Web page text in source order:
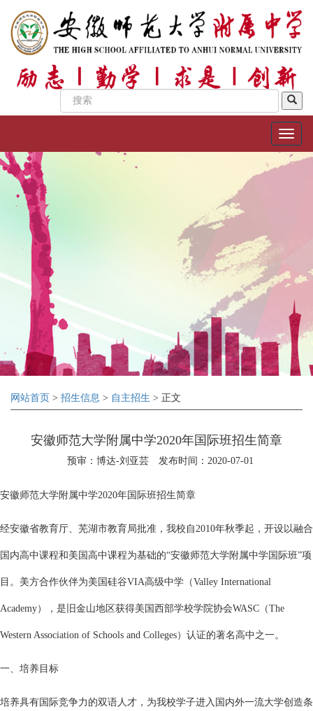
网站首页 > 招生信息 > 自主招生 > 正文
安徽师范大学附属中学2020年国际班招生简章
预审：博达-刘亚芸 发布时间：2020-07-01
安徽师范大学附属中学2020年国际班招生简章
经安徽省教育厅、芜湖市教育局批准，我校自2010年秋季起，开设以融合
国内高中课程和美国高中课程为基础的“安徽师范大学附属中学国际班”项
目。美方合作伙伴为美国硅谷VIA高级中学（Valley International
Academy），是旧金山地区获得美国西部学校学院协会WASC（The
Western Association of Schools and Colleges）认证的著名高中之一。
一、培养目标
培养具有国际竞争力的双语人才，为我校学子进入国内外一流大学创造条